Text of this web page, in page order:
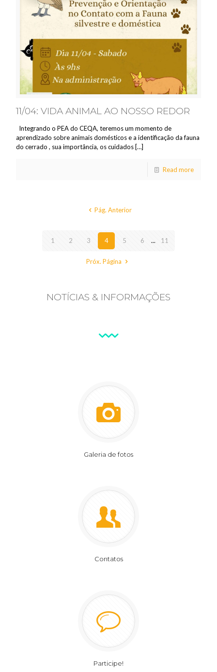
11/04: VIDA ANIMAL AO NOSSO REDOR
Integrando o PEA do CEQA, teremos um momento de
aprendizado sobre animais domésticos e a identificação da fauna
do cerrado , sua importância, os cuidados […]
Read more
Pág. Anterior
1 2 3 4 5 6 ... 11
Próx. Página
NOTÍCIAS & INFORMAÇÕES
Galeria de fotos
Contatos
Participe!